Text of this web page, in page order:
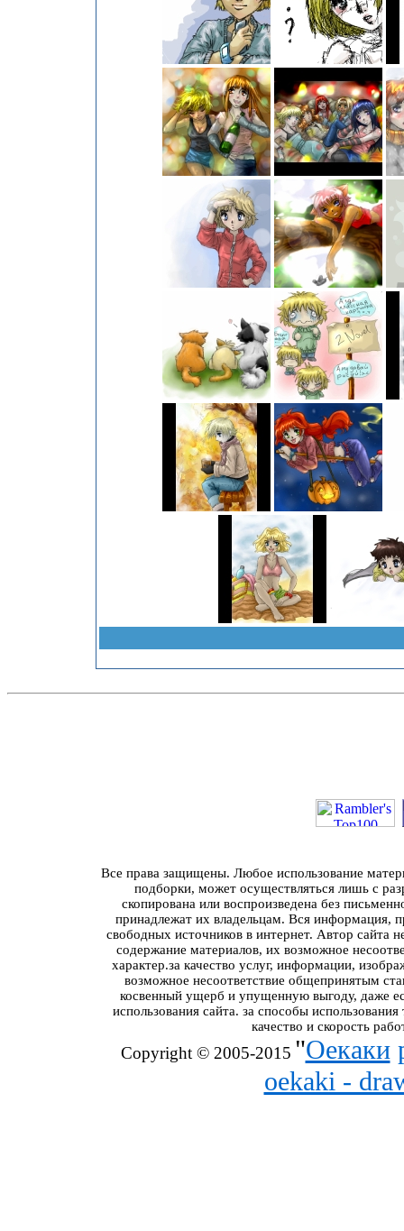
Все права защищены. Любое использование
подборки, может осуществляться лишь с
скопирована или воспроизведена без
принадлежат их владельцам. Вся информация,
свободных источников в интернет. Автор сайта
содержание материалов, их возможное
характер.за качество услуг, информации,
возможное несоответствие общепринятым
косвенный ущерб и упущенную выгоду, даже
использования сайта. за способы
качество и скорость
Copyright © 2005-2015 "Оекаки
oekaki -